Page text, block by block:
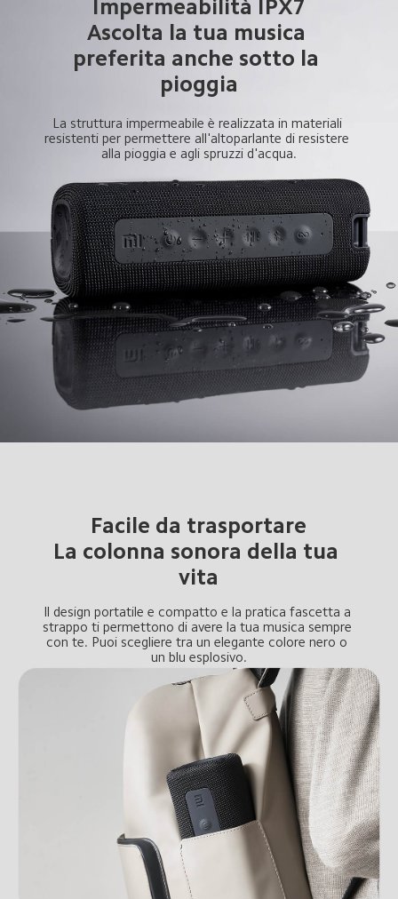
Impermeabilità IPX7
Ascolta la tua musica
preferita anche sotto la
pioggia
La struttura impermeabile è realizzata in materiali
resistenti per permettere all'altoparlante di resistere
alla pioggia e agli spruzzi d'acqua.
Facile da trasportare
La colonna sonora della tua
vita
Il design portatile e compatto e la pratica fascetta a
strappo ti permettono di avere la tua musica sempre
con te. Puoi scegliere tra un elegante colore nero o
un blu esplosivo.